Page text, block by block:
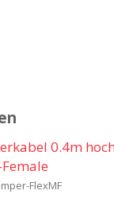
0.4m
FlexMF